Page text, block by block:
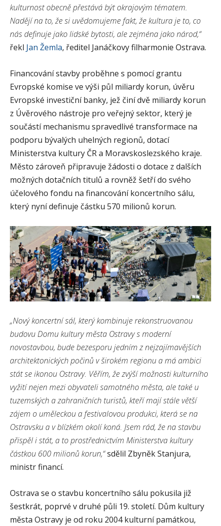
kulturnost obecně přestává být okrajovým tématem.
Nadějí na to, že si uvědomujeme fakt, že kultura je to, co
nás definuje jako lidské bytosti, ale zejména jako národ,“
řekl Jan Žemla, ředitel Janáčkovy filharmonie Ostrava.
Financování stavby proběhne s pomocí grantu
Evropské komise ve výši půl miliardy korun, úvěru
Evropské investiční banky, jež činí dvě miliardy korun
z Úvěrového nástroje pro veřejný sektor, který je
součástí mechanismu spravedlivé transformace na
podporu bývalých uhelných regionů, dotací
Ministerstva kultury ČR a Moravskoslezského kraje.
Město zároveň připravuje žádosti o dotace z dalších
možných dotačních titulů a rovněž šetří do svého
účelového fondu na financování koncertního sálu,
který nyní definuje částku 570 milionů korun.
„Nový koncertní sál, který kombinuje rekonstruovanou
budovu Domu kultury města Ostravy s moderní
novostavbou, bude bezesporu jedním z nejzajímavějších
architektonických počinů v širokém regionu a má ambici
stát se ikonou Ostravy. Věřím, že zvýší možnosti kulturního
vyžití nejen mezi obyvateli samotného města, ale také u
tuzemských a zahraničních turistů, kteří mají stále větší
zájem o uměleckou a festivalovou produkci, která se na
Ostravsku a v blízkém okolí koná. Jsem rád, že na stavbu
přispěl i stát, a to prostřednictvím Ministerstva kultury
částkou 600 milionů korun,“sdělil Zbyněk Stanjura,
ministr financí.
Ostrava se o stavbu koncertního sálu pokusila již
šestkrát, poprvé v druhé půli 19. století. Dům kultury
města Ostravy je od roku 2004 kulturní památkou,